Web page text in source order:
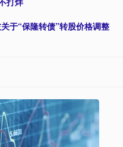
于“保隆转债”转股价格调整